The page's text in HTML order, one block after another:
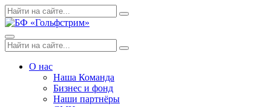
Skip
to
Поиск
по:
Search
Menu
Поиск
по:
Search
О нас
Наша Команда
Бизнес и фонд
Наши партнёры